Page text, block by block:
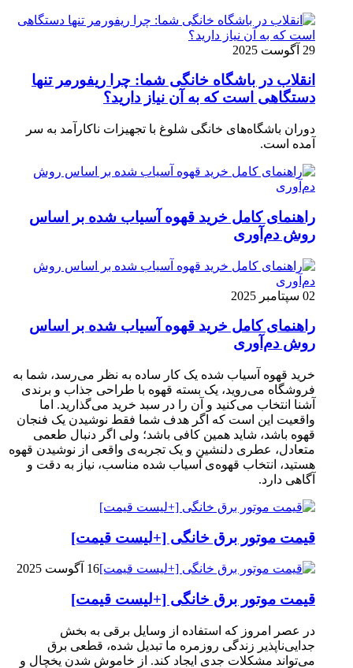
29 آگوست 2025
انقلاب در باشگاه خانگی شما: چرا ریفورمر تنها
دستگاهی است که به آن نیاز دارید؟
دوران باشگاه‌های خانگی شلوغ با تجهیزات ناکارآمد به سر
آمده است.
راهنمای کامل خرید قهوه آسیاب شده بر اساس
روش دم‌آوری
02 سپتامبر 2025
راهنمای کامل خرید قهوه آسیاب شده بر اساس
روش دم‌آوری
خرید قهوه آسیاب شده یک کار ساده به نظر می‌رسد، شما به
فروشگاه می‌روید، یک بسته قهوه با طراحی جذاب و برندی
آشنا انتخاب می‌کنید و آن را در سبد خرید می‌گذارید. اما
واقعیت این است که اگر هدف شما فقط نوشیدن یک فنجان
قهوه باشد، شاید همین کافی باشد؛ ولی اگر دنبال طعمی
متعادل، عطری دلنشین و یک تجربه‌ی واقعی از نوشیدن قهوه
هستید، انتخاب قهوه‌ی آسیاب شده مناسب، نیاز به دقت و
آگاهی دارد.
قیمت موتور برق خانگی [+لیست قیمت]
16 آگوست 2025
قیمت موتور برق خانگی [+لیست قیمت]
در عصر امروز که استفاده از وسایل برقی به بخش
جدایی‌ناپذیر زندگی روزمره ما تبدیل شده، قطعی برق
می‌تواند مشکلات جدی ایجاد کند. از خاموش شدن یخچال و